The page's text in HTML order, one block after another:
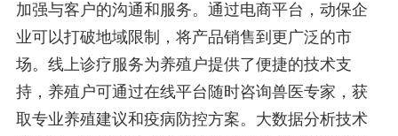
加强与客户的沟通和服务。通过电商平台，动保企
业可以打破地域限制，将产品销售到更广泛的市
场。线上诊疗服务为养殖户提供了便捷的技术支
持，养殖户可通过在线平台随时咨询兽医专家，获
取专业养殖建议和疫病防控方案。大数据分析技术